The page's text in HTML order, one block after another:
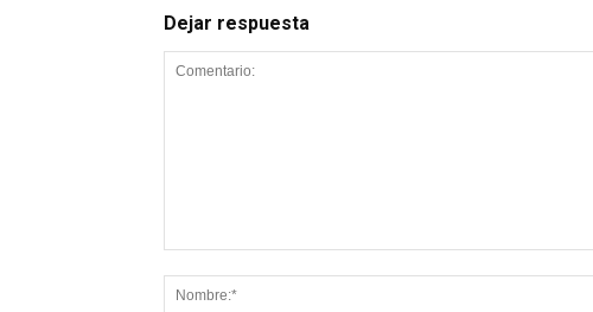
Dejar respuesta